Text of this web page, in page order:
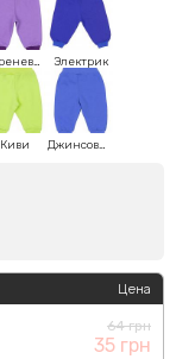
Сиреневый Электрик
Киви Джинсовый
Цена
64 грн
35 грн